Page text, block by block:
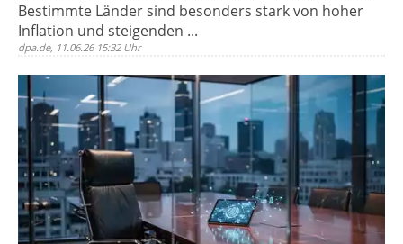
Bestimmte Länder sind besonders stark von hoher
Inflation und steigenden ...
dpa.de, 11.06.26 15:32 Uhr